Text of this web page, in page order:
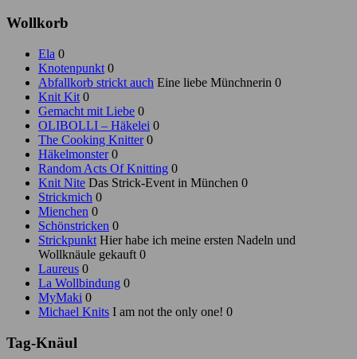
Wollkorb
Ela 0
Knotenpunkt 0
Abfallkorb strickt auch Eine liebe Münchnerin 0
Knit Kit 0
Gemacht mit Liebe 0
OLIBOLLI – Häkelei 0
The Cooking Knitter0
Häkelmonster0
Random Acts Of Knitting 0
Knit Nite Das Strick-Event in München 0
Strickmich 0
Mienchen 0
Schönstricken 0
Strickpunkt Hier habe ich meine ersten Nadeln und
Wollknäule gekauft 0
Laureus 0
La Wollbindung 0
MyMaki 0
Michael Knits I am not the only one! 0
Tag-Knäul